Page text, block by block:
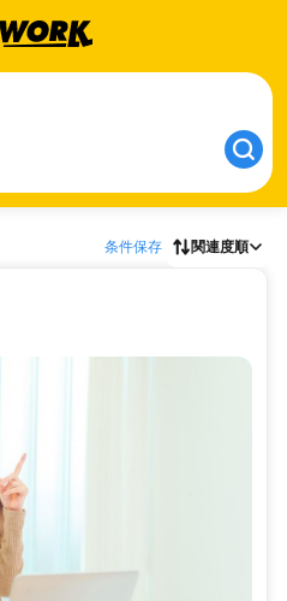
条件保存 関連度順